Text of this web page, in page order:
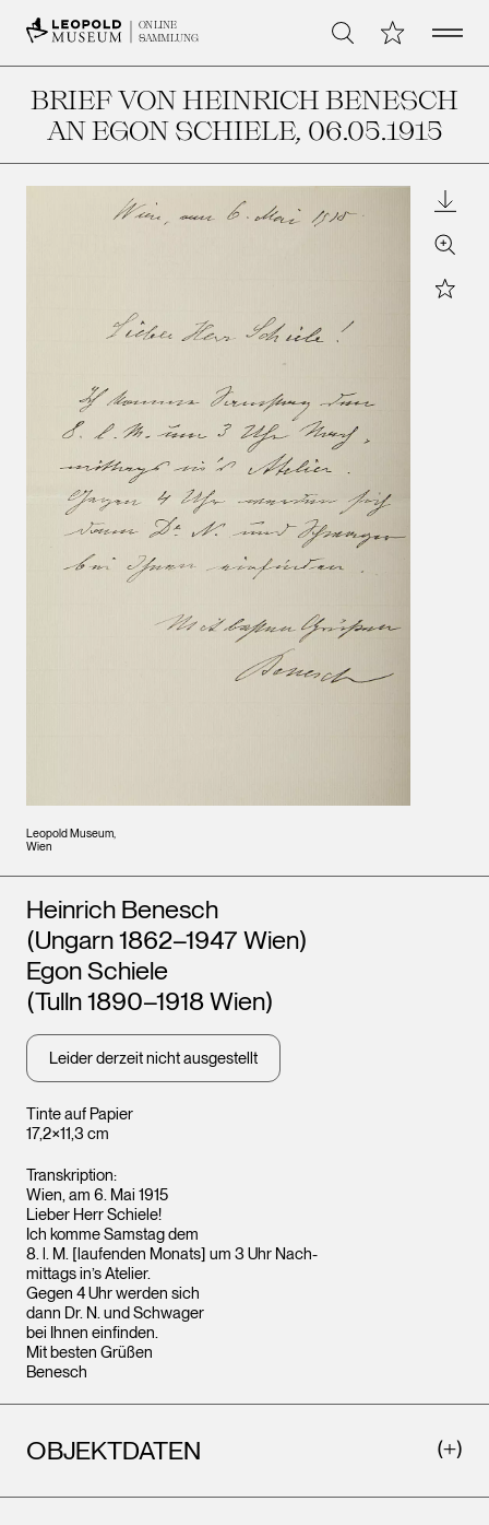
ONLINE
SAMMLUNG
Suche Meine Open
BRIEF VON HEINRICH BENESCH
AN EGON SCHIELE, 06.05.1915
Leopold Museum,
Wien
Zoom
Star
Tinte auf Papier
17,2×11,3 cm
Künstler*innen
Heinrich Benesch
(Ungarn 1862–1947 Wien)
Egon Schiele
(Tulln 1890–1918 Wien)
Leider derzeit nicht ausgestellt
Transkription:
Wien, am 6. Mai 1915
Lieber Herr Schiele!
Ich komme Samstag dem
8. l. M. [laufenden Monats] um 3 Uhr Nach-
mittags in’s Atelier.
Gegen 4 Uhr werden sich
dann Dr. N. und Schwager
bei Ihnen einfinden.
Mit besten Grüßen
Benesch
OBJEKTDATEN